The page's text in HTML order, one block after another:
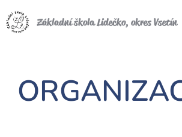
Základní škola Lidečko, okres Vsetín